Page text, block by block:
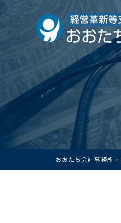
おおたち会計事務所 >